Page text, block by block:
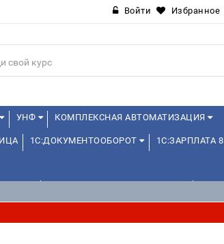
Войти Избранное
УНФ КОМПЛЕКСНАЯ АВТОМАТИЗАЦИЯ
1С:ДОКУМЕНТООБОРОТ 1С:ЗАРПЛАТА 8